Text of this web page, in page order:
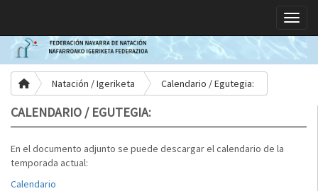
Natación / Igeriketa Calendario / Egutegia:
CALENDARIO / EGUTEGIA:
En el documento adjunto se puede descargar el calendario de la
temporada actual:
Calendario